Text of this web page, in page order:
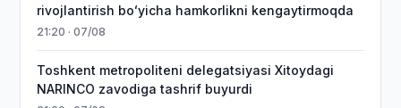
rivojlantirish boʻyicha hamkorlikni kengaytirmoqda
21:20 · 07/08
Toshkent metropoliteni delegatsiyasi Xitoydagi
NARINCO zavodiga tashrif buyurdi